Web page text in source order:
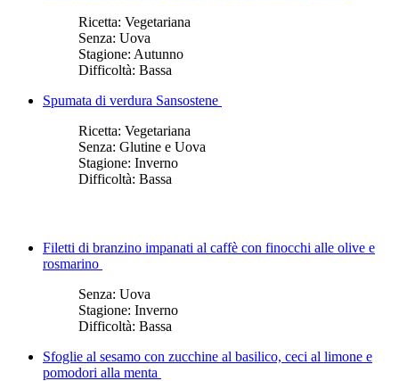
Ricetta: Vegetariana
Senza: Uova
Stagione: Autunno
Difficoltà: Bassa
Spumata di verdura Sansostene
Ricetta: Vegetariana
Senza: Glutine e Uova
Stagione: Inverno
Difficoltà: Bassa
Filetti di branzino impanati al caffè con finocchi alle olive e
rosmarino
Senza: Uova
Stagione: Inverno
Difficoltà: Bassa
Sfoglie al sesamo con zucchine al basilico, ceci al limone e
pomodori alla menta